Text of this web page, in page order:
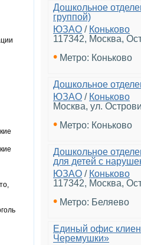
Дошкольное
группой)
ЮЗАО / Коньково
117342, Москва,
• Метро: Коньково
Дошкольное
ЮЗАО / Коньково
Москва, ул.
• Метро: Коньково
Дошкольное
для детей с
ЮЗАО / Коньково
117342, Москва,
• Метро: Беляево
Единый офис
Черемушки»